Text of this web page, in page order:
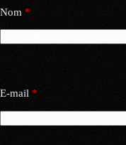
Nom *
E-mail *